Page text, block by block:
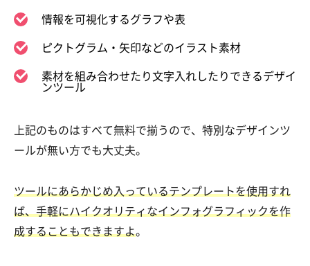
情報を可視化するグラフや表
ピクトグラム・矢印などのイラスト素材
素材を組み合わせたり文字入れしたりできるデザイ
ンツール
上記のものはすべて無料で揃うので、特別なデザインツ
ールが無い方でも大丈夫。
ツールにあらかじめ入っているテンプレートを使用すれ
ば、手軽にハイクオリティなインフォグラフィックを作
成することもできますよ。